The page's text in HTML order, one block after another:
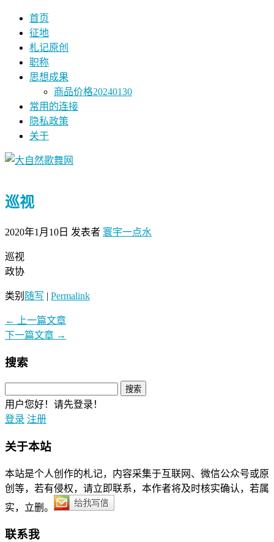
首页
征地
札记原创
职称
思想成果
商品价格20240130
常用的连接
隐私政策
关于
巡视
2020年1月10日 发表者 寰宇一点水
巡视
政协
类别 随写 | Permalink
←
上一篇文章
下一篇文章 →
搜索
用户您好！请先登录！
登录 注册
关于本站
本站是个人创作的札记，内容采集于互联网、微信公众号或原
创等，若有侵权，请立即联系，本作者将及时核实确认，若属
实，立删。
联系我